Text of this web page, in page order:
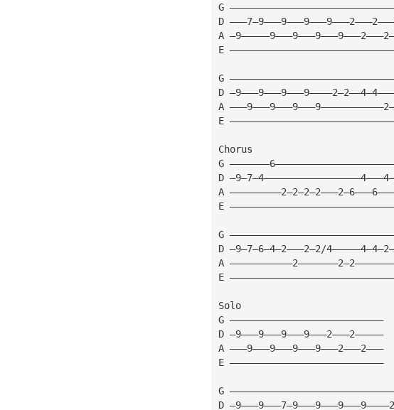
G
D
A
E
G
D
A
E
Chorus
G
D
A
E
G
D —9—7—6—4—2———2—2/
A
E
Solo
G ———————————————————————————
D —9———9———9———9———2———2—————
A ———9———9———9———9———2———2———
E ———————————————————————————
G
D